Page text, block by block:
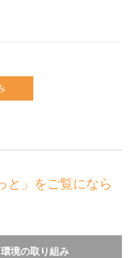
と」をご覧になら
環境の取り組み